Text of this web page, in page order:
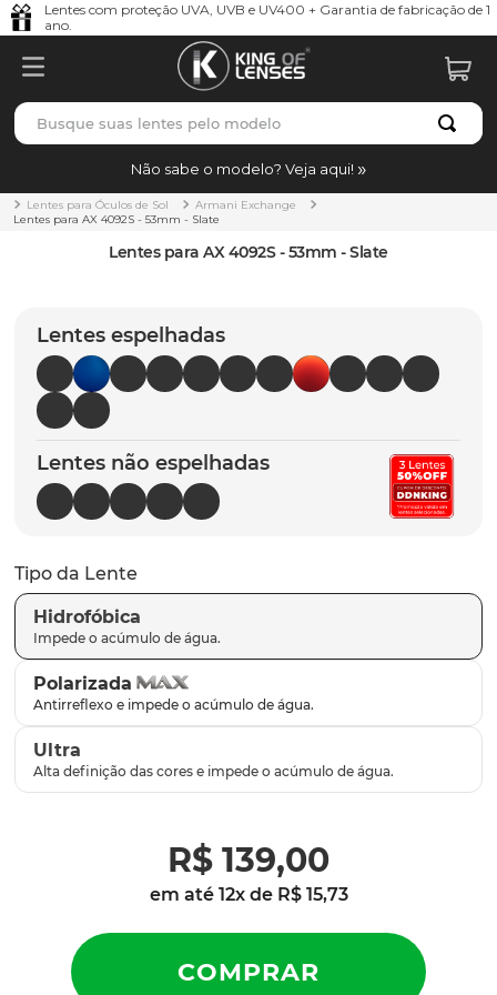
Lentes com proteção UVA, UVB e UV400 + Garantia de fabricação de 1
ano.
Busque suas lentes pelo modelo
Não sabe o modelo? Veja aqui!
Lentes para Óculos de Sol
Armani Exchange
Lentes para AX 4092S - 53mm - Slate
Lentes para AX 4092S - 53mm - Slate
Lentes espelhadas
Lentes não espelhadas
Tipo da Lente
Hidrofóbica
Polarizada
Ultra
R$ 139,00
em até 12x de R$ 15,73
TERMOS MAIS BUSCADOS
1º borrachas
holbrook
5º chaves
6º t-shock
7º latch
8º gasket
9º parafusos